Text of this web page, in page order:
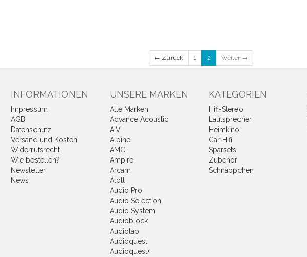
← Zurück 1 2 Weiter →
INFORMATIONEN
Impressum
AGB
Datenschutz
Versand und Kosten
Widerrufsrecht
Wie bestellen?
Newsletter
News
UNSERE MARKEN
Alle Marken
Advance Acoustic
AIV
Alpine
AMC
Ampire
Arcam
Atoll
Audio Pro
Audio Selection
Audio System
Audioblock
Audiolab
Audioquest
Audioquest+
KATEGORIEN
Hifi-Stereo
Lautsprecher
Heimkino
Car-Hifi
Sparsets
Zubehör
Schnäppchen